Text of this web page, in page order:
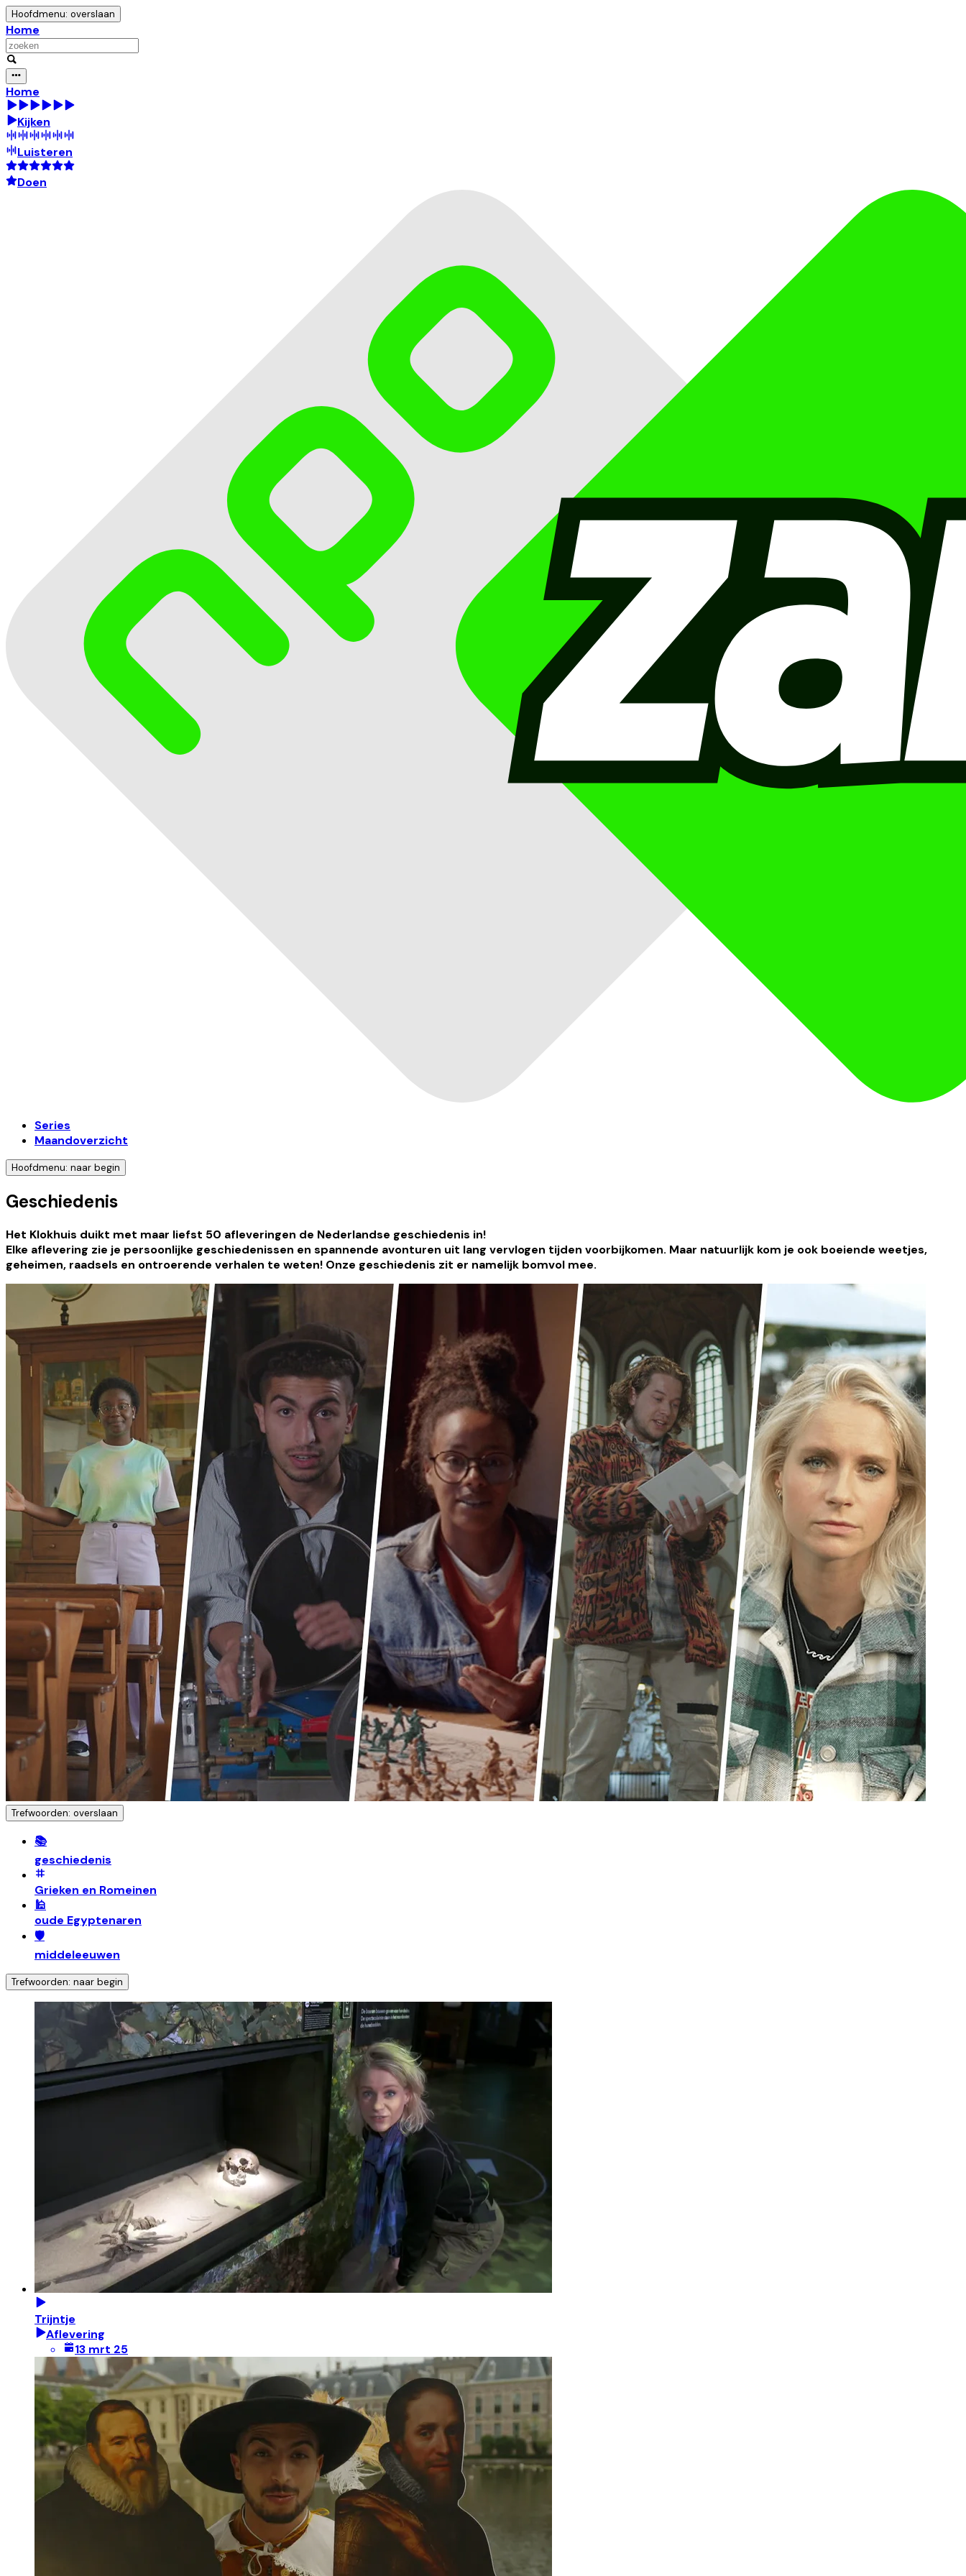
Hoofdmenu: overslaan
Home
Home
Kijken
Luisteren
Doen
Series
Maandoverzicht
Hoofdmenu: naar begin
Geschiedenis
Het Klokhuis duikt met maar liefst 50 afleveringen de Nederlandse geschiedenis in!
Elke aflevering zie je persoonlijke geschiedenissen en spannende avonturen uit lang vervlogen tijden voorbijkomen. Maar natuurlijk kom je ook boeiende weetjes,
geheimen, raadsels en ontroerende verhalen te weten! Onze geschiedenis zit er namelijk bomvol mee.
Trefwoorden: overslaan
📚
geschiedenis
Grieken en Romeinen
🕌
oude Egyptenaren
🛡️
middeleeuwen
Trefwoorden: naar begin
Trijntje
Aflevering
13 mrt 25